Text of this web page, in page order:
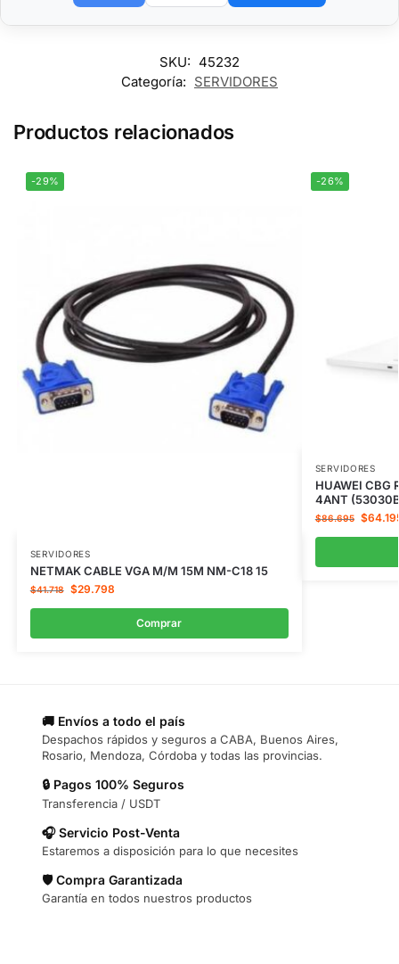
SKU: 45232
Categoría: SERVIDORES
Productos relacionados
-29%
SERVIDORES
NETMAK CABLE VGA M/M 15M NM-C18 15
$41.718 $29.798
Comprar
-26%
SERVIDORES
HUAWEI CBG
4ANT
$86.695 $
🚚 Envíos a todo el país
Despachos rápidos y seguros a CABA, Buenos Aires,
Rosario, Mendoza, Córdoba y todas las provincias.
🔒 Pagos 100% Seguros
Transferencia / USDT
🎧 Servicio Post-Venta
Estaremos a disposición para lo que necesites
🛡️ Compra Garantizada
Garantía en todos nuestros productos